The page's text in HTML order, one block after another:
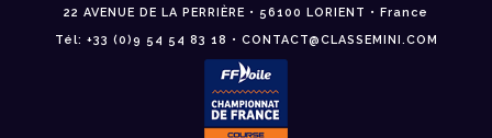
22 AVENUE DE LA PERRIÈRE • 56100 LORIENT • France
Tél: +33 (0)9 54 54 83 18 • CONTACT@CLASSEMINI.COM